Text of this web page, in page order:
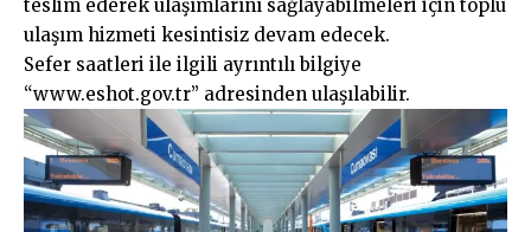
teslim ederek ulaşımlarını sağlayabilmeleri için toplu
ulaşım hizmeti kesintisiz devam edecek.
Sefer saatleri ile ilgili ayrıntılı bilgiye
“www.eshot.gov.tr” adresinden ulaşılabilir.